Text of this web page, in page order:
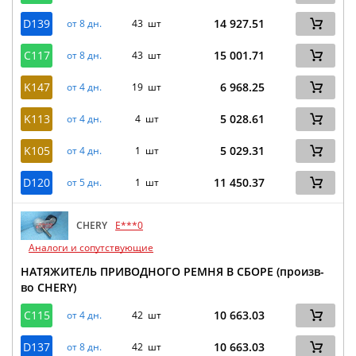
D139 от 8 дн. 43 шт 14 927.51
C117 от 8 дн. 43 шт 15 001.71
K147 от 4 дн. 19 шт 6 968.25
K113 от 4 дн. 4 шт 5 028.61
K105 от 4 дн. 1 шт 5 029.31
D120 от 5 дн. 1 шт 11 450.37
CHERY
E***0
Аналоги и сопутствующие
НАТЯЖИТЕЛЬ ПРИВОДНОГО РЕМНЯ В СБОРЕ (произв-
во CHERY)
C115
от 4 дн. 42 шт 10 663.03
D137 от 8 дн. 42 шт 10 663.03